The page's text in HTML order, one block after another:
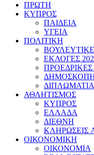
ΠΡΩΤΗ
ΚΥΠΡΟΣ
ΠΑΙΔΕΙΑ
ΥΓΕΙΑ
ΠΟΛΙΤΙΚΗ
ΕΚΛΟΓΕΣ
ΠΡΟΕΔΡΙΚΕΣ
ΔΙΠΛΩΜΑΤΙΑ
ΑΘΛΗΤΙΣΜΟΣ
ΚΥΠΡΟΣ
ΕΛΛΑΔΑ
ΔΙΕΘΝΗ
ΚΛΗΡΩΣΕΙΣ
ΟΙΚΟΝΟΜΙΚΗ
ΟΙΚΟΝΟΜΙΑ